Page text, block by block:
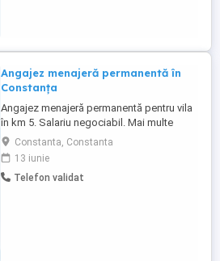
Angajez menajeră permanentă în
Constanța
Angajez menajeră permanentă pentru vila
în km 5. Salariu negociabil. Mai multe
detalii la telefon.
Constanta, Constanta
13 iunie
Telefon validat